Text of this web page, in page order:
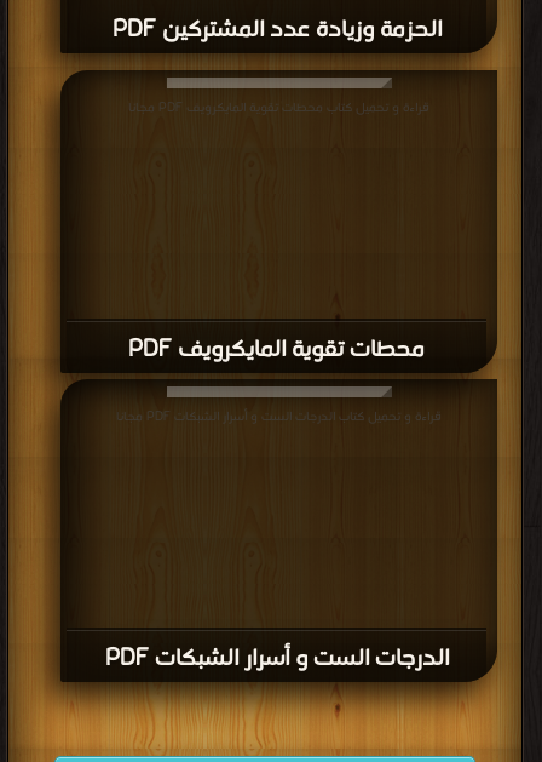
الحزمة وزيادة عدد المشتركين PDF
محطات تقوية المايكرويف PDF
قراءة و تحميل كتاب محطات تقوية المايكرويف PDF مجانا
الدرجات الست و أسرار الشبكات PDF
قراءة و تحميل كتاب الدرجات الست و أسرار الشبكات PDF مجانا